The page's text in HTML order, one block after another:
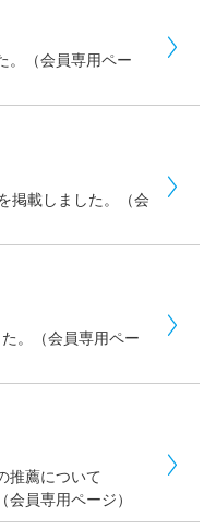
。（会員専用ペー
掲載しました。（会
。（会員専用ペー
推薦について
会員専用ページ）